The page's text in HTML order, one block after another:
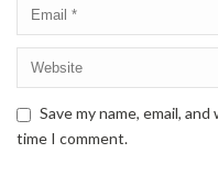
Save my name, email,
time I comment.